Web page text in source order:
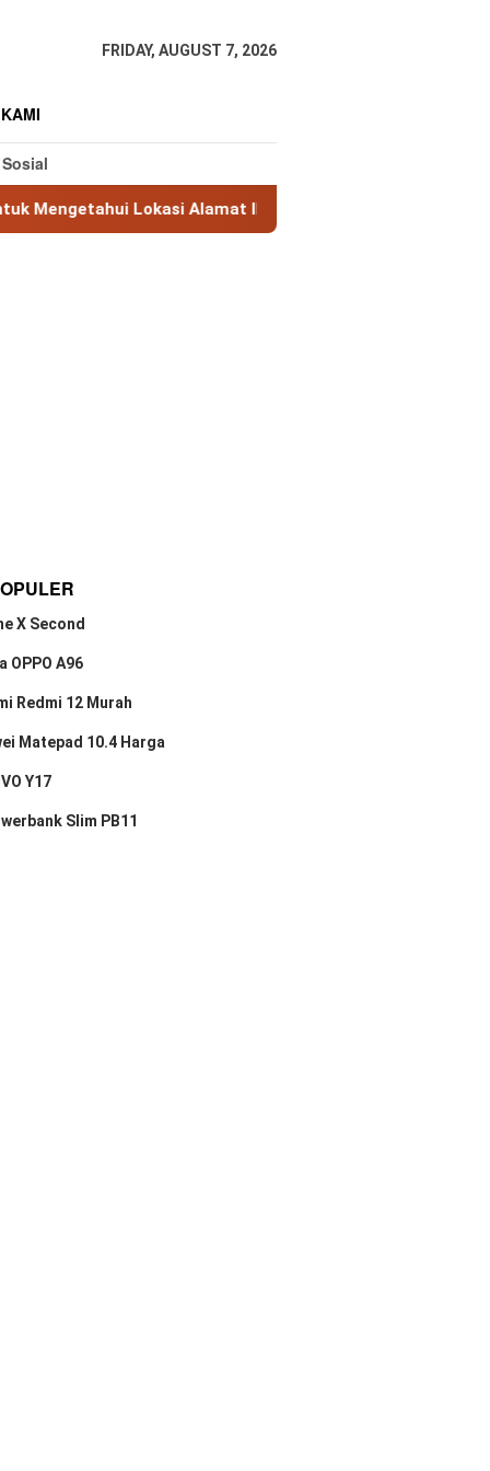
FRIDAY, AUGUST 7, 2026
Lokasi Alamat IP MaxMind GeoLite: Database
X Second
OPPO A96
Redmi 12 Murah
Matepad 10.4 Harga
Y17
Slim PB11